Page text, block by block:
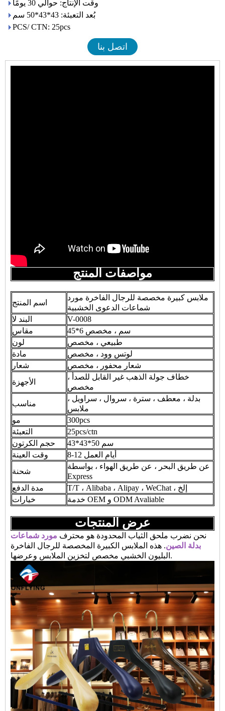
وقت الإنتاج: حوالي 30 يومًا
بُعد التعبئة: 43*43*50 سم
PCS/ CTN: 25pcs
اتصل بنا
مواصفات المنتج
اسم المنتج
ملابس كبيرة مخصصة للرجال الفاخرة مورد
شماعات الدعوى الخشبية
البند لا
V-0008
مقاس
45*6 سم ، مخصص
لون
طبيعي ، مخصص
مادة
لوتس وود ، مخصص
شعار
شعار محفور ، مخصص
الأجهزة
خطاف جولة الذهب غير القابل للصدأ ،
مخصص
مناسب
بدلة ، معطف ، سترة ، سروال ، سراويل ،
ملابس
مو
300pcs
التعبئة
25pcs/ctn
حجم الكرتون
43*43*50 سم
وقت العينة
8-12 أيام العمل
شحنة
عن طريق البحر ، عن طريق الهواء ، بواسطة
Express
مدة الدفع
T/T ، Alibaba ، Alipay ، WeChat ، إلخ
خيارات
خدمة OEM و ODM Avaliable
عرض المنتجات
نحن نضرب ملحق الثياب المحدودة هو محترف مورد شماعات
بدلة الصين. هذه الملابس الكبيرة المخصصة للرجال الفاخرة
البليون الخشبي مخصص لتخزين الملابس وعرضها.